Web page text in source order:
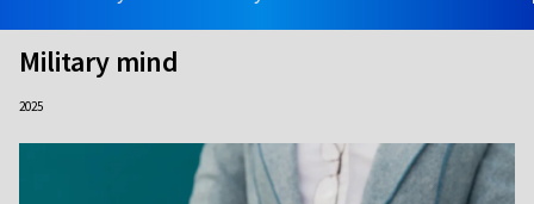
Military mind
2025